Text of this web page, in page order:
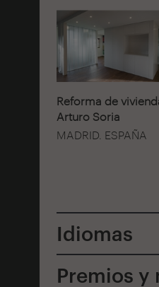
Reforma de
Arturo Soria
MADRID. ESPAÑA
Idiomas
Premios y